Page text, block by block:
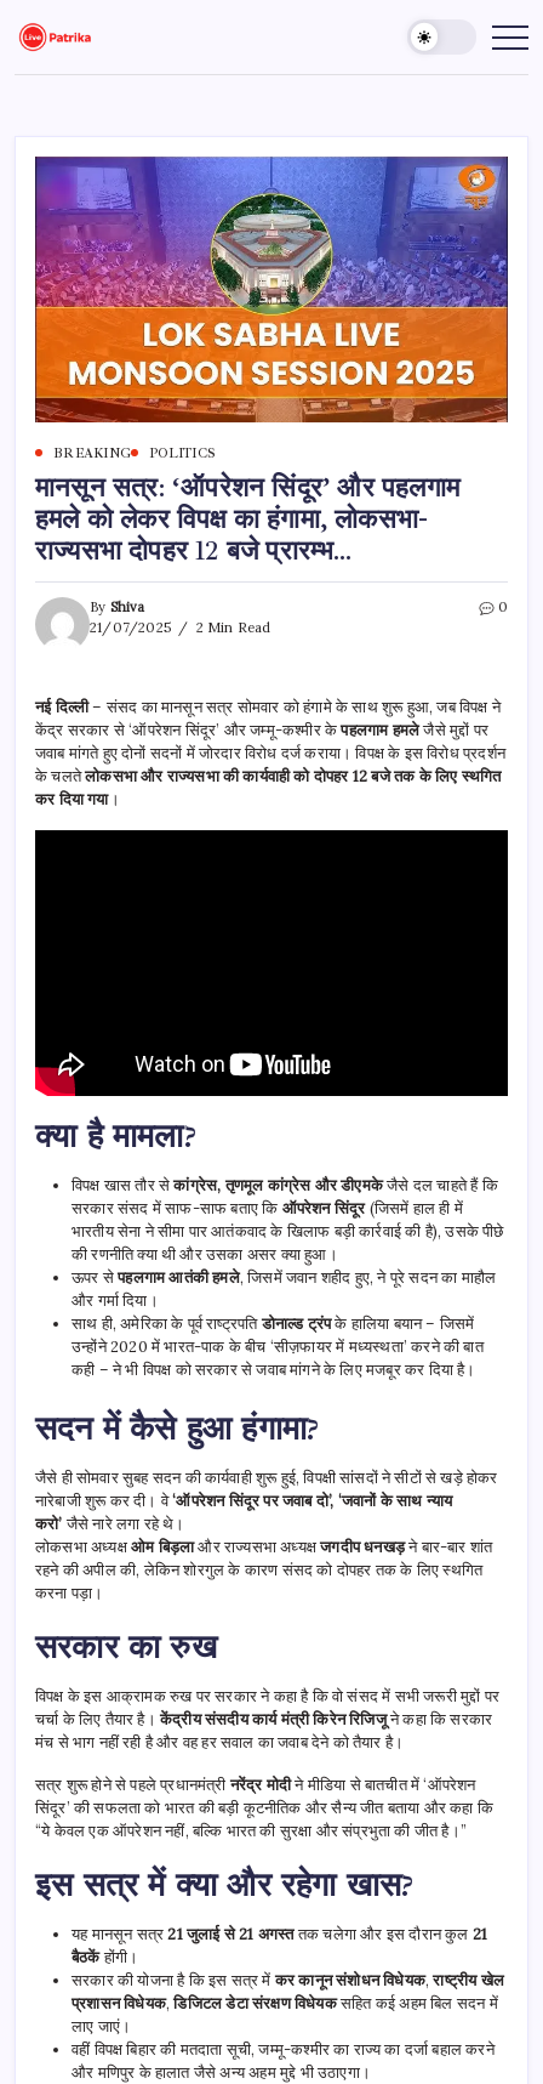
content
Live
Patrika
Breaking
Latest
BREAKING POLITICS
मानसून सत्र: ‘ऑपरेशन सिंदूर’ और पहलगाम
हमले को लेकर विपक्ष का हंगामा, लोकसभा-
राज्यसभा दोपहर 12 बजे प्रारम्भ…
By Shiva
21/07/2025
2 Min Read
0
नई दिल्ली– संसद का मानसून सत्र सोमवार को हंगामे के साथ शुरू हुआ, जब विपक्ष ने
केंद्र सरकार से ‘ऑपरेशन सिंदूर’ और जम्मू-कश्मीर केपहलगाम हमलेजैसे मुद्दों पर
जवाब मांगते हुए दोनों सदनों में जोरदार विरोध दर्ज कराया। विपक्ष के इस विरोध प्रदर्शन
के चलतेलोकसभा और राज्यसभा की कार्यवाही को दोपहर 12 बजे तक के लिए स्थगित
कर दिया गया।
क्या है मामला?
विपक्ष खास तौर सेकांग्रेस, तृणमूल कांग्रेस और डीएमकेजैसे दल चाहते हैं कि
सरकार संसद में साफ-साफ बताए कि ऑपरेशन सिंदूर(जिसमें हाल ही में
भारतीय सेना ने सीमा पार आतंकवाद के खिलाफ बड़ी कार्रवाई की है), उसके पीछे
की रणनीति क्या थी और उसका असर क्या हुआ।
ऊपर सेपहलगाम आतंकी हमले, जिसमें जवान शहीद हुए, ने पूरे सदन का माहौल
और गर्मा दिया।
साथ ही, अमेरिका के पूर्व राष्ट्रपतिडोनाल्ड ट्रंपके हालिया बयान – जिसमें
उन्होंने 2020 में भारत-पाक के बीच ‘सीज़फायर में मध्यस्थता’ करने की बात
कही – ने भी विपक्ष को सरकार से जवाब मांगने के लिए मजबूर कर दिया है।
सदन में कैसे हुआ हंगामा?
जैसे ही सोमवार सुबह सदन की कार्यवाही शुरू हुई, विपक्षी सांसदों ने सीटों से खड़े होकर
नारेबाजी शुरू कर दी। वे‘ऑपरेशन सिंदूर पर जवाब दो’, ‘जवानों के साथ न्याय
करो’जैसे नारे लगा रहे थे।
लोकसभा अध्यक्षओम बिड़लाऔर राज्यसभा अध्यक्षजगदीप धनखड़ने बार-बार शांत
रहने की अपील की, लेकिन शोरगुल के कारण संसद को दोपहर तक के लिए स्थगित
करना पड़ा।
सरकार का रुख
विपक्ष के इस आक्रामक रुख पर सरकार ने कहा है कि वो संसद में सभी जरूरी मुद्दों पर
चर्चा के लिए तैयार है।केंद्रीय संसदीय कार्य मंत्री किरेन रिजिजूने कहा कि सरकार
मंच से भाग नहीं रही है और वह हर सवाल का जवाब देने को तैयार है।
सत्र शुरू होने से पहले प्रधानमंत्रीनरेंद्र मोदीने मीडिया से बातचीत में ‘ऑपरेशन
सिंदूर’ की सफलता को भारत की बड़ी कूटनीतिक और सैन्य जीत बताया और कहा कि
“ये केवल एक ऑपरेशन नहीं, बल्कि भारत की सुरक्षा और संप्रभुता की जीत है।”
इस सत्र में क्या और रहेगा खास?
यह मानसून सत्र21 जुलाई से 21 अगस्ततक चलेगा और इस दौरान कुल 21
बैठकेंहोंगी।
सरकार की योजना है कि इस सत्र मेंकर कानून संशोधन विधेयक,राष्ट्रीय खेल
प्रशासन विधेयक,डिजिटल डेटा संरक्षण विधेयकसहित कई अहम बिल सदन में
लाए जाएं।
वहीं विपक्ष बिहार की मतदाता सूची, जम्मू-कश्मीर का राज्य का दर्जा बहाल करने
और मणिपुर के हालात जैसे अन्य अहम मुद्दे भी उठाएगा।